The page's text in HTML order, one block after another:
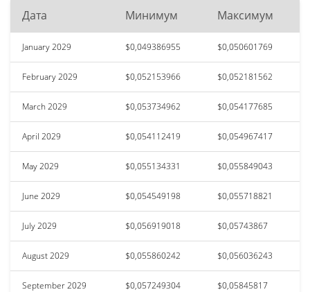
Дата Минимум Максимум
January 2029 $0,049386955 $0,050601769
February 2029 $0,052153966 $0,052181562
March 2029 $0,053734962 $0,054177685
April 2029 $0,054112419 $0,054967417
May 2029 $0,055134331 $0,055849043
June 2029 $0,054549198 $0,055718821
July 2029 $0,056919018 $0,05743867
August 2029 $0,055860242 $0,056036243
September 2029 $0,057249304 $0,05845817